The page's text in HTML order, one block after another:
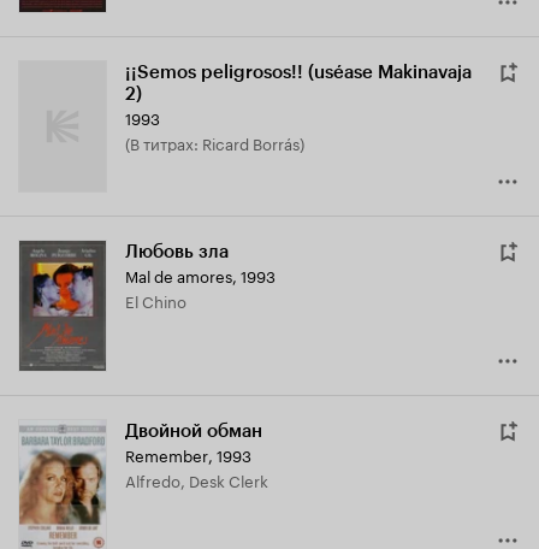
¡¡Semos peligrosos!! (uséase Makinavaja
2)
1993
(в титрах: Ricard Borrás)
Любовь зла
Mal de amores, 1993
El Chino
Двойной обман
Remember, 1993
Alfredo, Desk Clerk